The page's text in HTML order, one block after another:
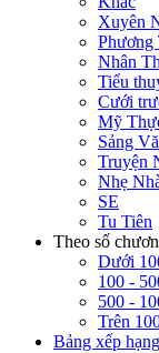
Xuyên
Phương
Nhân
Tiểu
Cưới
Mỹ
Sảng
Truyện
Nhẹ
SE
Tu Tiên
Theo số
Dưới
100 -
500 -
Trên
Bảng xếp hạng